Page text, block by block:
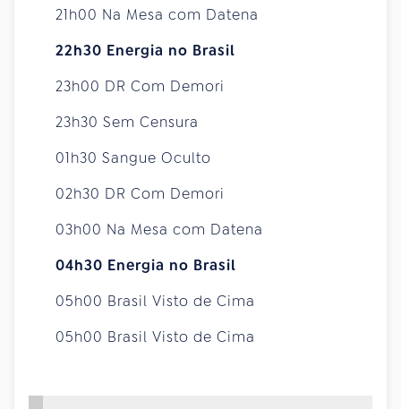
21h00 Na Mesa com Datena
22h30 Energia no Brasil
23h00 DR Com Demori
23h30 Sem Censura
01h30 Sangue Oculto
02h30 DR Com Demori
03h00 Na Mesa com Datena
04h30 Energia no Brasil
05h00 Brasil Visto de Cima
05h00 Brasil Visto de Cima